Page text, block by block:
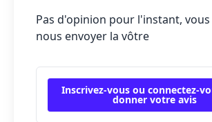
Pas d'opinion pour l'instant, vous
nous envoyer la vôtre
Inscrivez-vous ou connectez-
donner votre avis